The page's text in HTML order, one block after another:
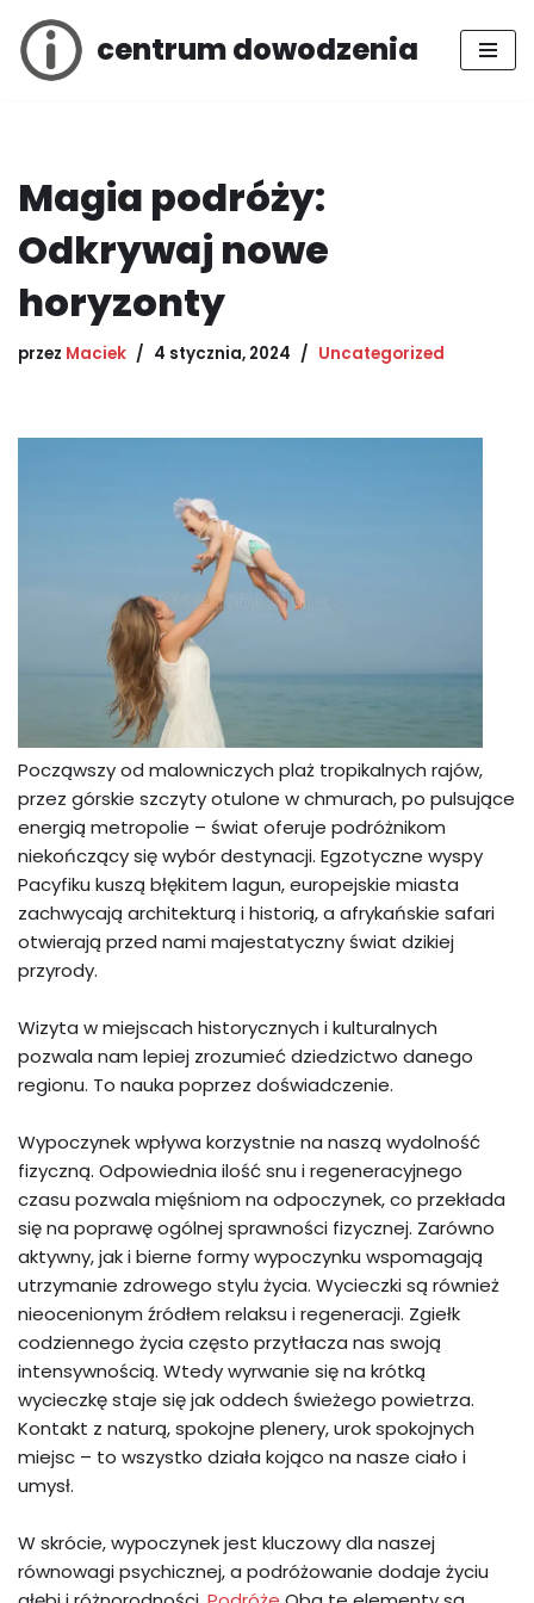
Przejdź
centrum dowodzenia
Magia podróży:
Odkrywaj nowe
horyzonty
przez Maciek 4 stycznia, 2024 Uncategorized
Począwszy od malowniczych plaż tropikalnych rajów,
przez górskie szczyty otulone w chmurach, po pulsujące
energią metropolie – świat oferuje podróżnikom
niekończący się wybór destynacji. Egzotyczne wyspy
Pacyfiku kuszą błękitem lagun, europejskie miasta
zachwycają architekturą i historią, a afrykańskie safari
otwierają przed nami majestatyczny świat dzikiej
przyrody.
Wizyta w miejscach historycznych i kulturalnych
pozwala nam lepiej zrozumieć dziedzictwo danego
regionu. To nauka poprzez doświadczenie.
Wypoczynek wpływa korzystnie na naszą wydolność
fizyczną. Odpowiednia ilość snu i regeneracyjnego
czasu pozwala mięśniom na odpoczynek, co przekłada
się na poprawę ogólnej sprawności fizycznej. Zarówno
aktywny, jak i bierne formy wypoczynku wspomagają
utrzymanie zdrowego stylu życia. Wycieczki są również
nieocenionym źródłem relaksu i regeneracji. Zgiełk
codziennego życia często przytłacza nas swoją
intensywnością. Wtedy wyrwanie się na krótką
wycieczkę staje się jak oddech świeżego powietrza.
Kontakt z naturą, spokojne plenery, urok spokojnych
miejsc – to wszystko działa kojąco na nasze ciało i
umysł.
W skrócie, wypoczynek jest kluczowy dla naszej
równowagi psychicznej, a podróżowanie dodaje życiu